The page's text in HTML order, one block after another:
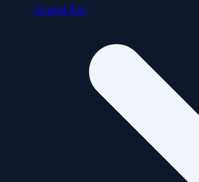
Grand Est